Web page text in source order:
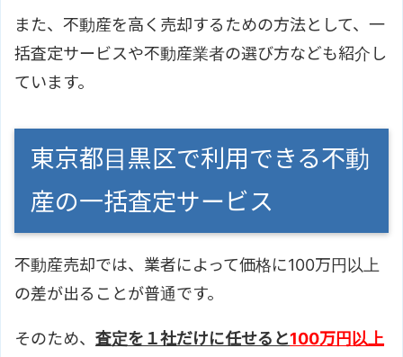
また、不動産を高く売却するための方法として、一
括査定サービスや不動産業者の選び方なども紹介し
ています。
東京都目黒区で利用できる不動
産の一括査定サービス
不動産売却では、業者によって価格に100万円以上
の差が出ることが普通です。
そのため、 査定を１社だけに任せると100万円以上